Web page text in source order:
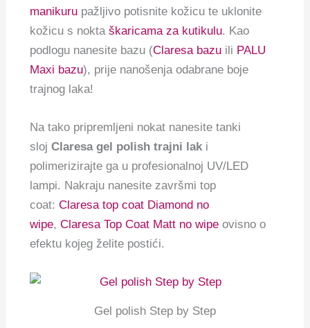
manikuru pažljivo potisnite kožicu te uklonite
kožicu s noktaškaricama za kutikulu. Kao
podlogu nanesite bazu (Claresa bazu ili PALU
Maxi bazu), prije nanošenja odabrane boje
trajnog laka!
Na tako pripremljeni nokat nanesite tanki
slojClaresa gel polish trajni lak i
polimerizirajte ga u profesionalnoj UV/LED
lampi. Nakraju nanesite završmi top
coat:Claresa top coat Diamond no
wipe,Claresa Top Coat Matt no wipe ovisno o
efektu kojeg želite postići.
Gel polish Step by Step